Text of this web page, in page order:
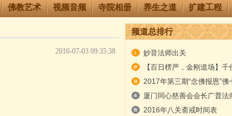
佛教艺术 视频音频 寺院相册 养生之道 扩建工程
2016-07-03 09:35:38
频道总排行
妙音法师出关
【百日楞严，金刚道场】
居楞严共修法会通启
2017年第三期“念佛报恩”佛
厦门同心慈善会会长广普法
2016年八关斋戒时间表